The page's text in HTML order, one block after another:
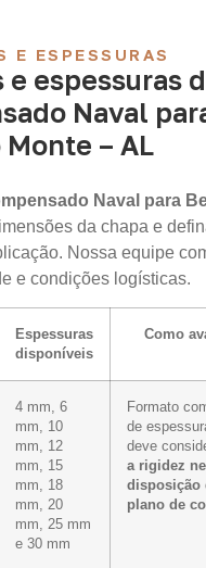
E ESPESSURAS
e espessuras
Naval
– AL
Naval para
da chapa e
Nossa equipe
e condições logísticas.
Espessuras
disponíveis
Como
4 mm, 6
mm, 10
mm, 12
mm, 15
mm, 18
mm, 20
mm, 25 mm
e 30 mm
Formato
de
deve
a rigidez
disposição
plano de